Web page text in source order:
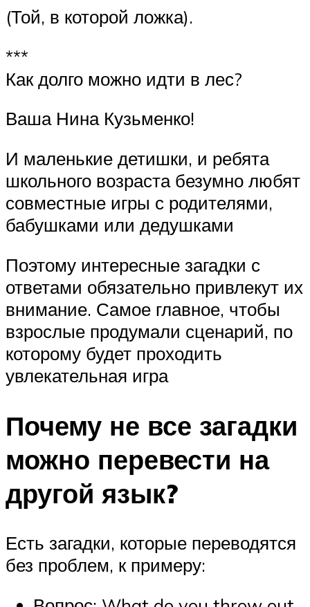
(Той, в которой ложка).
***
Как долго можно идти в лес?
Ваша Нина Кузьменко!
И маленькие детишки, и ребята
школьного возраста безумно любят
совместные игры с родителями,
бабушками или дедушками
Поэтому интересные загадки с
ответами обязательно привлекут их
внимание. Самое главное, чтобы
взрослые продумали сценарий, по
которому будет проходить
увлекательная игра
Почему не все загадки
можно перевести на
другой язык?
Есть загадки, которые переводятся
без проблем, к примеру: